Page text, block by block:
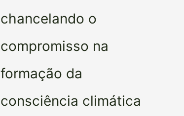
chancelando o
compromisso na
formação da
consciência climática